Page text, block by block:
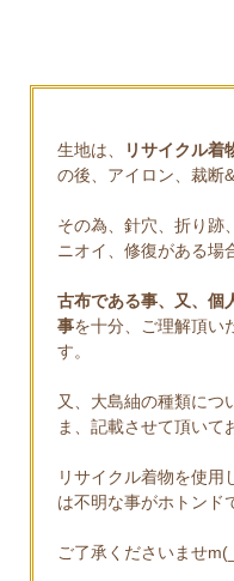
生地は、 リサイクル着
の後、アイロン、裁断
その為、針穴、折り跡
ニオイ、修復がある場
古布である事、又、個
事を十分、ご理解頂い
す。
又、大島紬の種類につ
ま、記載させて頂いて
リサイクル着物を使用
は不明な事がホトンド
ご了承くださいませ